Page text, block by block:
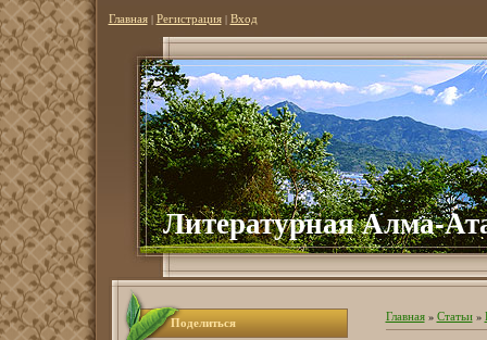
Главная| Регистрация| Вход
Литературная Алма-
Поделиться Главная» Статьи»